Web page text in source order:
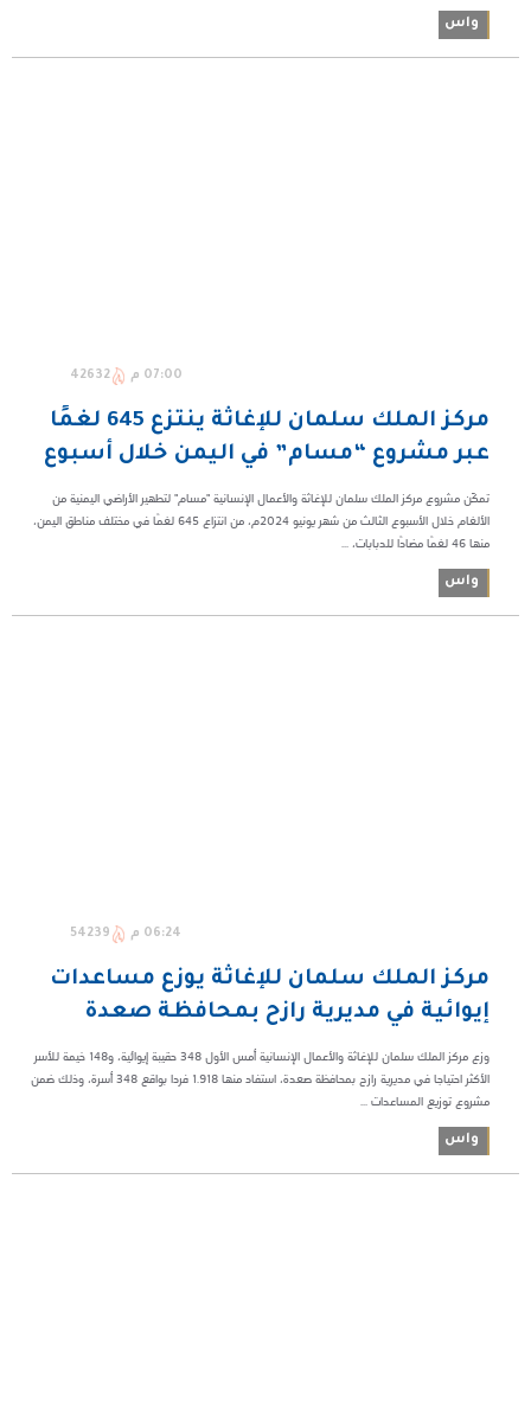
واس
07:00 م 42632
مركز الملك سلمان للإغاثة ينتزع 645 لغمًا
عبر مشروع “مسام” في اليمن خلال أسبوع
تمكّن مشروع مركز الملك سلمان للإغاثة والأعمال الإنسانية "مسام" لتطهير الأراضي اليمنية من
الألغام خلال الأسبوع الثالث من شهر يونيو 2024م، من انتزاع 645 لغمًا في مختلف مناطق اليمن،
منها 46 لغمًا مضادًا للدبابات، ...
واس
06:24 م 54239
مركز الملك سلمان للإغاثة يوزع مساعدات
إيوائية في مديرية رازح بمحافظة صعدة
وزع مركز الملك سلمان للإغاثة والأعمال الإنسانية أمس الأول 348 حقيبة إيوائية، و148 خيمة للأسر
الأكثر احتياجا في مديرية رازح بمحافظة صعدة، استفاد منها 1.918 فردا بواقع 348 أسرة، وذلك ضمن
مشروع توزيع المساعدات ...
واس